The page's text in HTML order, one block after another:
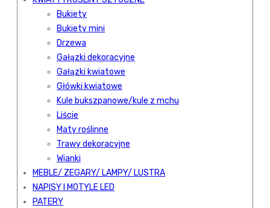
Bukiety
Bukiety mini
Drzewa
Gałązki dekoracyjne
Gałązki kwiatowe
Główki kwiatowe
Kule bukszpanowe/kule z mchu
Liście
Maty roślinne
Trawy dekoracyjne
Wianki
MEBLE/ ZEGARY/ LAMPY/ LUSTRA
NAPISY I MOTYLE LED
PATERY